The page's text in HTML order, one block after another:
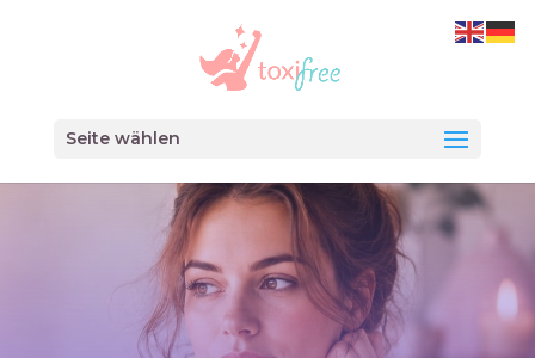
Seite wählen